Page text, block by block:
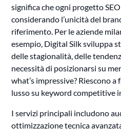
significa che ogni progetto
considerando l’unicità del
riferimento. Per le aziende
esempio, Digital Silk sviluppa
delle stagionalità, delle
necessità di posizionarsi su
what’s impressive? Riescono
lusso su keyword competitive
I servizi principali includono
ottimizzazione tecnica